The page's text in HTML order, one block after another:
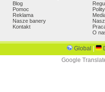
Blog
Pomoc
Reklama
Nasze banery
Kontakt
O
Global
Google